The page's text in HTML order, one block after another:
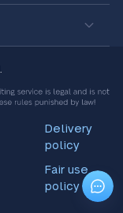
Delivery
policy
Fair use
policy